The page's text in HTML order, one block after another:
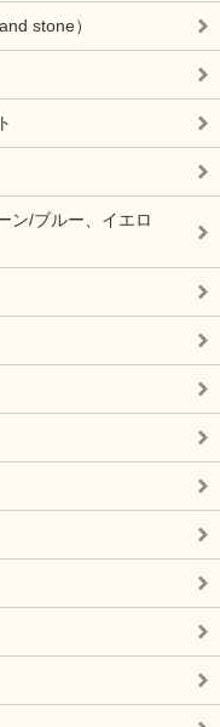
stone）
ン/ブルー、イエロ